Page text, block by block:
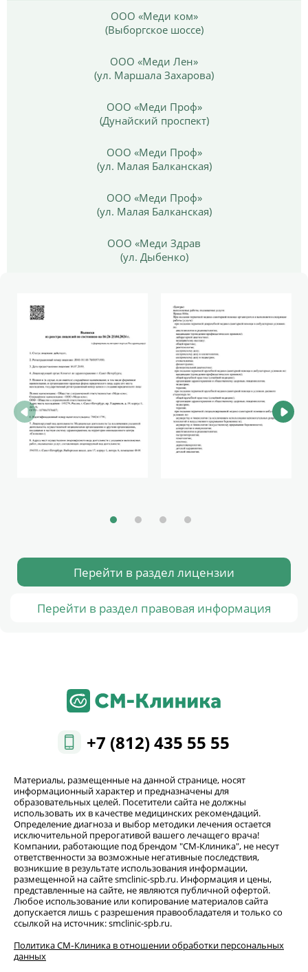
ООО «Меди ком»
(Выборгское шоссе)
ООО «Меди Лен»
(ул. Маршала Захарова)
ООО «Меди Проф»
(Дунайский проспект)
ООО «Меди Проф»
(ул. Малая Балканская)
ООО «Меди Проф»
(ул. Малая Балканская)
ООО «Меди Здрав
(ул. Дыбенко)
Перейти в раздел лицензии
Перейти в раздел правовая информация
+7 (812) 435 55 55
Материалы, размещенные на данной странице, носят
информационный характер и предназначены для
образовательных целей. Посетители сайта не должны
использовать их в качестве медицинских рекомендаций.
Определение диагноза и выбор методики лечения остается
исключительной прерогативой вашего лечащего врача!
Компании, работающие под брендом "СМ-Клиника", не несут
ответственности за возможные негативные последствия,
возникшие в результате использования информации,
размещенной на сайте smclinic-spb.ru. Информация и цены,
представленные на сайте, не являются публичной офертой.
Любое использование или копирование материалов сайта
допускается лишь с разрешения правообладателя и только со
ссылкой на источник: smclinic-spb.ru.
Политика СМ‑Клиника в отношении обработки персональных
данных